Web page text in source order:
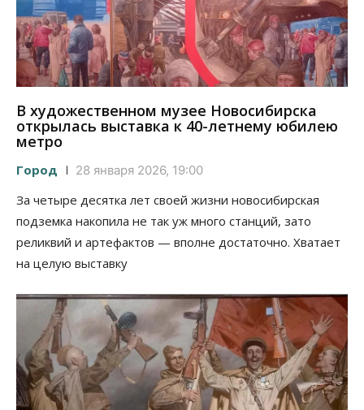
В художественном музее Новосибирска
открылась выставка к 40-летнему юбилею
метро
Город 28 января 2026, 19:00
За четыре десятка лет своей жизни новосибирская
подземка накопила не так уж много станций, зато
реликвий и артефактов — вполне достаточно. Хватает
на целую выставку